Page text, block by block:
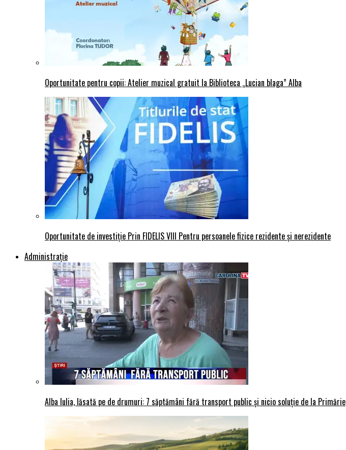
Oportunitate pentru copii: Atelier muzical gratuit la Biblioteca „Lucian blaga” Alba
Oportunitate de investiție Prin FIDELIS VIII Pentru persoanele fizice rezidente și nerezidente
Administraţie
Alba Iulia, lăsată pe de drumuri: 7 săptămâni fără transport public și nicio soluție de la Primărie